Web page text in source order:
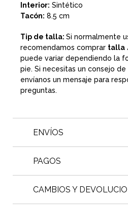
Interior: Sintético
Tacón: 8.5 cm
Tip de talla: Si normalmente
recomendamos comprar talla
puede variar dependiendo la
pie. Si necesitas un consejo
envíanos un mensaje para
preguntas.
ENVÍOS
PAGOS
CAMBIOS Y